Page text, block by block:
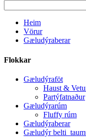
Heim
Vörur
Gæludýraberar
Flokkar
Gæludýraföt
Haust &
Partýfatnaður
Gæludýrarúm
Fluffy rúm
Gæludýraberar
Gæludýr